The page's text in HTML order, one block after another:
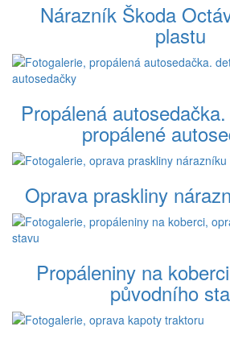
Nárazník Škoda
plastu
Propálená
propálené
Oprava praskliny
Propáleniny na
původního